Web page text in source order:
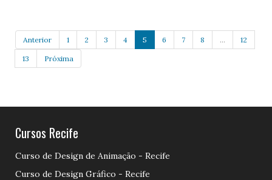
Anterior 1 2 3 4 5 6 7 8 ... 12
13 Próxima
Cursos Recife
Curso de Design de Animação - Recife
Curso de Design Gráfico - Recife